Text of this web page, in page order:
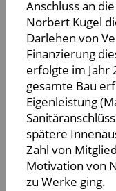
Anschluss an
Norbert Kugel
Darlehen von
Finanzierung
erfolgte im Jahr
gesamte Bau
Eigenleistung
spätere
Zahl von
Motivation von
zu Werke ging.